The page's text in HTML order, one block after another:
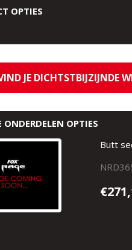
OPTIES
JE DICHTSTBIJZIJNDE
ONDERDELEN OPTIES
Butt